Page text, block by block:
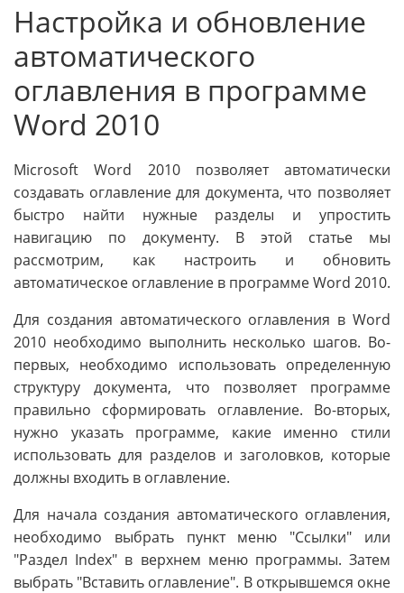
Настройка и обновление
автоматического
оглавления в программе
Word 2010
Microsoft Word 2010 позволяет автоматически
создавать оглавление для документа, что позволяет
быстро найти нужные разделы и упростить
навигацию по документу. В этой статье мы
рассмотрим, как настроить и обновить
автоматическое оглавление в программе Word 2010.
Для создания автоматического оглавления в Word
2010 необходимо выполнить несколько шагов. Во-
первых, необходимо использовать определенную
структуру документа, что позволяет программе
правильно сформировать оглавление. Во-вторых,
нужно указать программе, какие именно стили
использовать для разделов и заголовков, которые
должны входить в оглавление.
Для начала создания автоматического оглавления,
необходимо выбрать пункт меню "Ссылки" или
"Раздел Index" в верхнем меню программы. Затем
выбрать "Вставить оглавление". В открывшемся окне